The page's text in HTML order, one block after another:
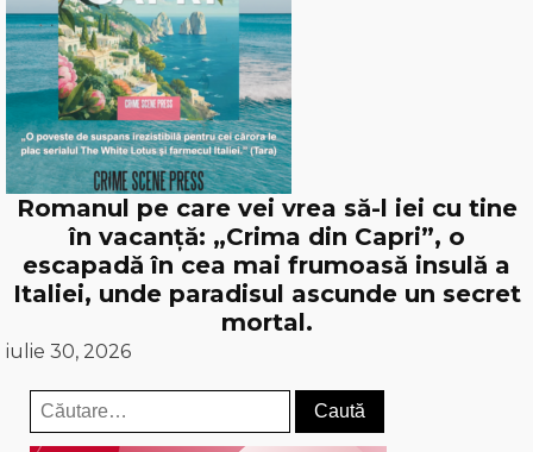
Romanul pe care vei vrea să-l iei cu tine
în vacanță: „Crima din Capri”, o
escapadă în cea mai frumoasă insulă a
Italiei, unde paradisul ascunde un secret
mortal.
iulie 30, 2026
Caută
după: